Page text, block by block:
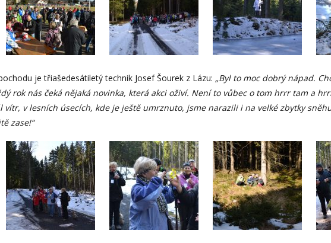
je třiašedesátiletý technik Josef Šourek z Lázu: „Byl to moc dobrý nápad.
rok nás čeká nějaká novinka, která akci oživí. Není to vůbec o tom hrrr tam a
vítr, v lesních úsecích, kde je ještě umrznuto, jsme narazili i na velké zbytky
zase!“